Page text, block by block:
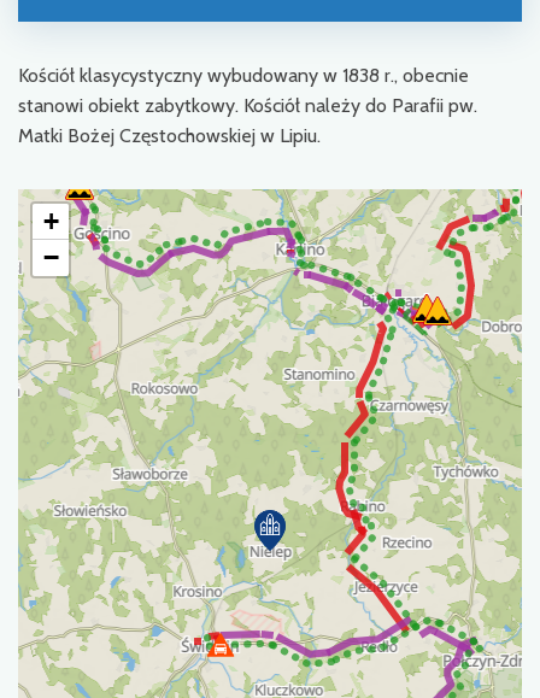
Kościół klasycystyczny wybudowany w 1838 r., obecnie
stanowi obiekt zabytkowy. Kościół należy do Parafii pw.
Matki Bożej Częstochowskiej w Lipiu.
+
−